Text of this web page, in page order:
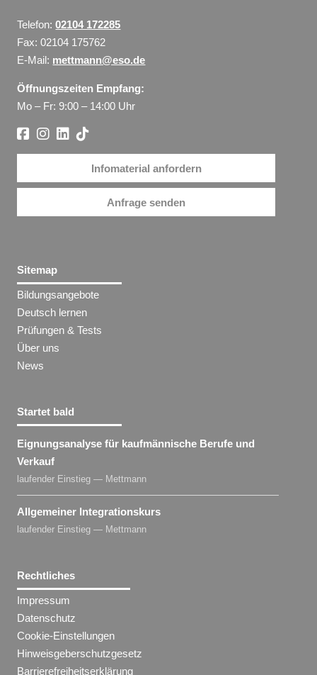
Telefon:02104 172285
Fax: 02104 175762
E-Mail: mettmann@eso.de
Öffnungszeiten Empfang:
Mo – Fr: 9:00 – 14:00 Uhr
Infomaterial anfordern
Anfrage senden
Sitemap
Bildungsangebote
Deutsch lernen
Prüfungen & Tests
Über uns
News
Startet bald
Eignungsanalyse für kaufmännische Berufe und
Verkauf
laufender Einstieg — Mettmann
Allgemeiner Integrationskurs
laufender Einstieg — Mettmann
Rechtliches
Impressum
Datenschutz
Cookie-Einstellungen
Hinweisgeberschutzgesetz
Barrierefreiheitserklärung